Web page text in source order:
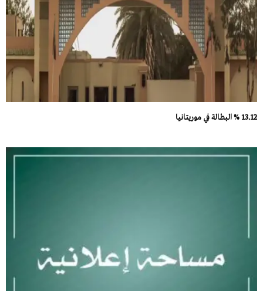
13.12 % البطالة في موريتانيا